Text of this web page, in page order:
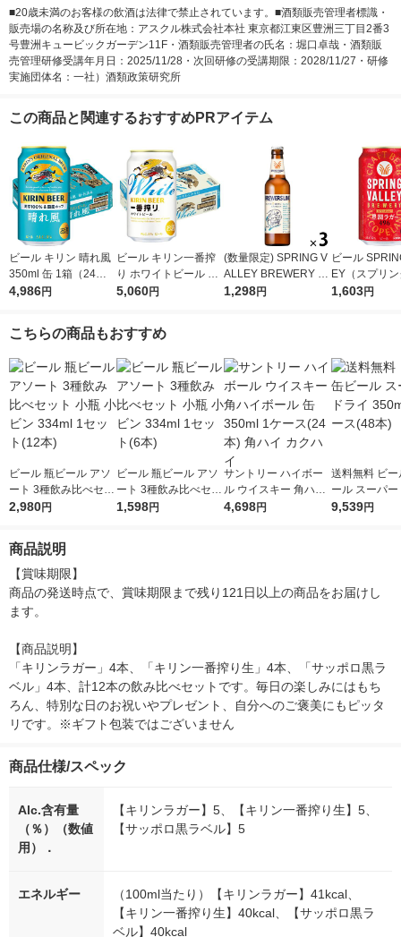
■20歳未満のお客様の飲酒は法律で禁止されています。■酒類販売管理者標識・
販売場の名称及び所在地：アスクル株式会社本社 東京都江東区豊洲三丁目2番3
号豊洲キュービックガーデン11F・酒類販売管理者の氏名：堀口卓哉・酒類販
売管理研修受講年月日：2025/11/28・次回研修の受講期限：2028/11/27・研修
実施団体名：一社）酒類政策研究所
この商品と関連するおすすめPRアイテム
ビール キリン 晴れ風
350ml 缶 1箱（24
本） 缶ビール
4,986円
ビール キリン一番搾
り ホワイトビール 缶
350ml 1ケース(24本)
5,060円
(数量限定) SPRING V
ALLEY BREWERY B
REWERS LINE#1デ
1,298円
ビール
EY（スプリ
ー） 豊潤
1,603円
こちらの商品もおすすめ
ビール 瓶ビール アソ
ート 3種飲み比べセッ
ト 小瓶 小ビン 334ml
2,980円
ビール 瓶ビール アソ
ート 3種飲み比べセッ
ト 小瓶 小ビン 334ml
1,598円
サントリー ハイボー
ル ウイスキー 角ハイ
ボール 缶 350ml 1ケ
4,698円
送料無料 ビー
ール スーパ
350ml 2ケー
9,539円
商品説明
【賞味期限】
商品の発送時点で、賞味期限まで残り121日以上の商品をお届けし
ます。
【商品説明】
「キリンラガー」4本、「キリン一番搾り生」4本、「サッポロ黒ラ
ベル」4本、計12本の飲み比べセットです。毎日の楽しみにはもち
ろん、特別な日のお祝いやプレゼント、自分へのご褒美にもピッタ
リです。※ギフト包装ではございません
商品仕様/スペック
Alc.含有量
（％）（数値
用）．
【キリンラガー】5、【キリン一番搾り生】5、
【サッポロ黒ラベル】5
エネルギー
（100ml当たり）【キリンラガー】41kcal、
【キリン一番搾り生】40kcal、【サッポロ黒ラ
ベル】40kcal